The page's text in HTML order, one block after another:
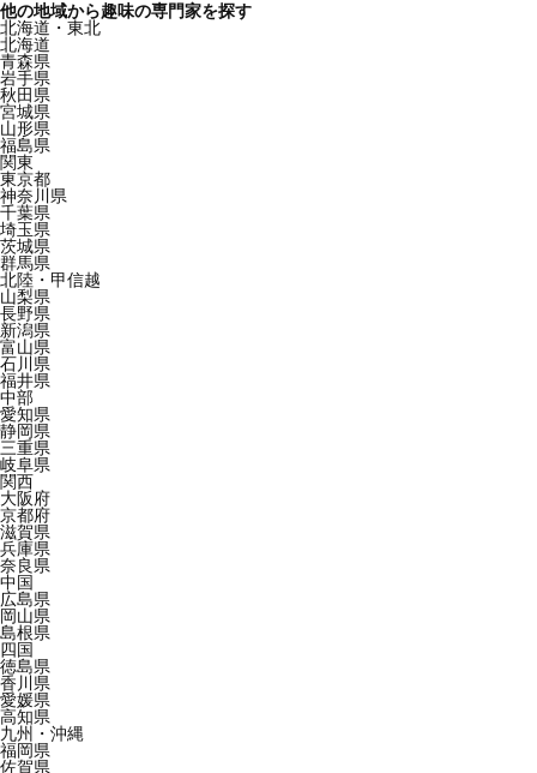
他の地域から趣味の専門家を探す
北海道・東北
北海道
青森県
岩手県
秋田県
宮城県
山形県
福島県
関東
東京都
神奈川県
千葉県
埼玉県
茨城県
群馬県
北陸・甲信越
山梨県
長野県
新潟県
富山県
石川県
福井県
中部
愛知県
静岡県
三重県
岐阜県
関西
大阪府
京都府
滋賀県
兵庫県
奈良県
中国
広島県
岡山県
島根県
四国
徳島県
香川県
愛媛県
高知県
九州・沖縄
福岡県
佐賀県